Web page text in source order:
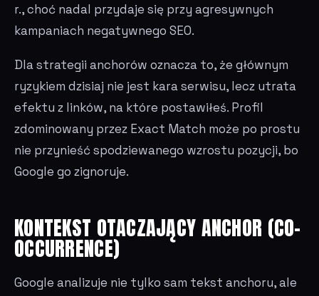
r., choć nadal przydaje się przy agresywnych
kampaniach negatywnego SEO.
Dla strategii anchorów oznacza to, że głównym
ryzykiem dzisiaj nie jest kara serwisu, lecz utrata
efektu z linków, na które postawiłeś. Profil
zdominowany przez Exact Match może po prostu
nie przynieść spodziewanego wzrostu pozycji, bo
Google go zignoruje.
KONTEKST OTACZAJĄCY ANCHOR (CO-
OCCURRENCE)
Google analizuje nie tylko sam tekst anchoru, ale